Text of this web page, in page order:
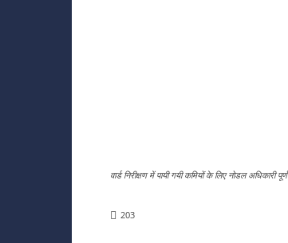
वार्ड निरीक्षण में पायी गयी कमियों के लिए नोडल अधिकारी
203